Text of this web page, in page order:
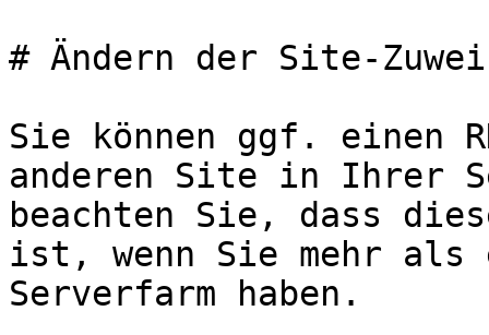
# Ändern der Site-
Sie können ggf. einen
anderen Site in Ihrer
beachten Sie, dass
ist, wenn Sie mehr
Serverfarm haben.